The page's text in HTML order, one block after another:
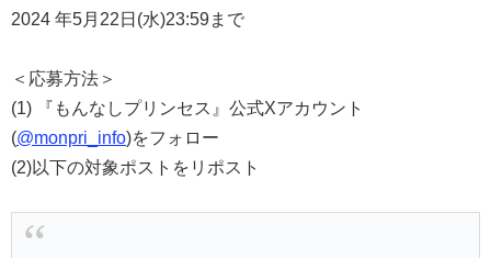
2024 年5月22日(水)23:59まで
＜応募方法＞
(1) 『もんなしプリンセス』公式Xアカウント
(@monpri_info)をフォロー
(2)以下の対象ポストをリポスト